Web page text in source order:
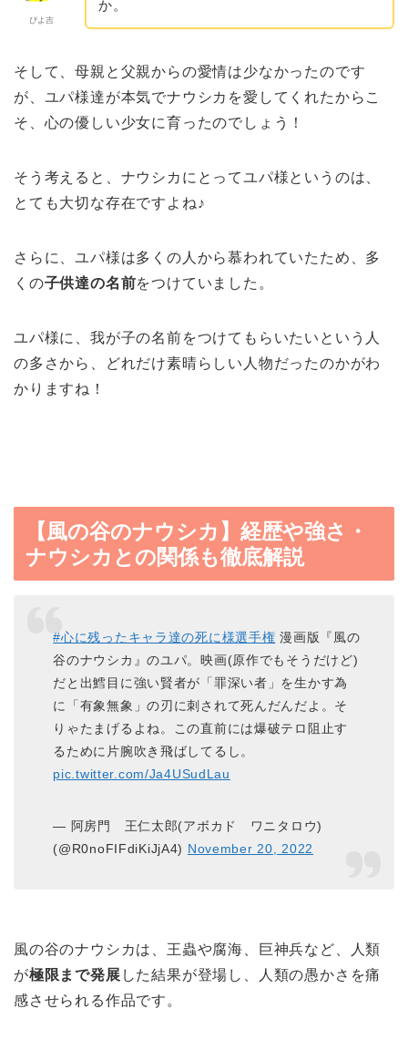
ぴよ吉
か。
そして、母親と父親からの愛情は少なかったのです
が、ユパ様達が本気でナウシカを愛してくれたからこ
そ、心の優しい少女に育ったのでしょう！
そう考えると、ナウシカにとってユパ様というのは、
とても大切な存在ですよね♪
さらに、ユパ様は多くの人から慕われていたため、多
くの子供達の名前をつけていました。
ユパ様に、我が子の名前をつけてもらいたいという人
の多さから、どれだけ素晴らしい人物だったのかがわ
かりますね！
【風の谷のナウシカ】経歴や強さ・
ナウシカとの関係も徹底解説
#心に残ったキャラ達の死に様選手権 漫画版『風の
谷のナウシカ』のユパ。映画(原作でもそうだけど)
だと出鱈目に強い賢者が「罪深い者」を生かす為
に「有象無象」の刃に刺されて死んだんだよ。そ
りゃたまげるよね。この直前には爆破テロ阻止す
るために片腕吹き飛ばしてるし。
pic.twitter.com/Ja4USudLau
— 阿房門 王仁太郎(アボカド ワニタロウ)
(@R0noFIFdiKiJjA4) November 20, 2022
風の谷のナウシカは、王蟲や腐海、巨神兵など、人類
が極限まで発展 した結果が登場し、人類の愚かさを痛
感させられる作品です。